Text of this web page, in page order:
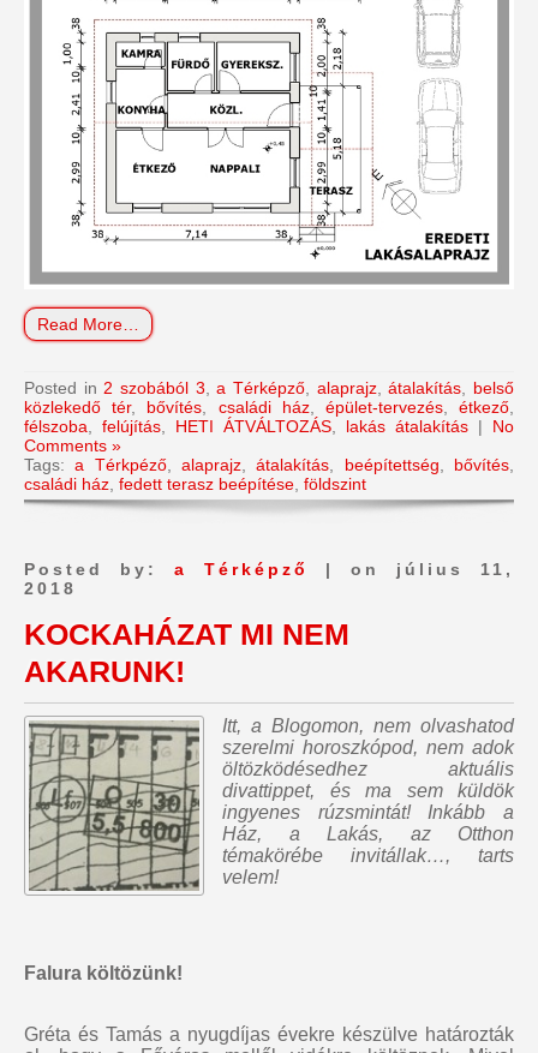
Read More…
Posted in2 szobából 3,a Térképző, alaprajz,átalakítás, belső
közlekedő tér, bővítés, családi ház, épület-tervezés,étkező,
félszoba, felújítás, HETI ÁTVÁLTOZÁS, lakás átalakítás | No
Comments »
Tags:a Térkpéző,alaprajz,átalakítás, beépítettség, bővítés,
családi ház, fedett terasz beépítése, földszint
Posted by: a Térképző
| on július 11,
2018
KOCKAHÁZAT MI NEM
AKARUNK!
Itt, a Blogomon, nem olvashatod
szerelmi horoszkópod, nem adok
öltözködésedhez aktuális
divattippet, és ma sem küldök
ingyenes rúzsmintát! Inkább a
Ház, a Lakás, az Otthon
témakörébe invitállak…, tarts
velem!
Falura költözünk!
Gréta és Tamás a nyugdíjas évekre készülve határozták